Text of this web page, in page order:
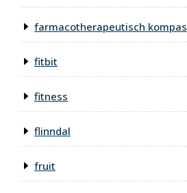
farmacotherapeutisch kompas
fitbit
fitness
flinndal
fruit